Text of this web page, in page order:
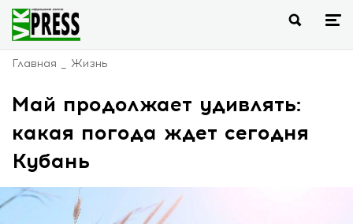
Главная Жизнь
Май продолжает удивлять:
какая погода ждет сегодня
Кубань